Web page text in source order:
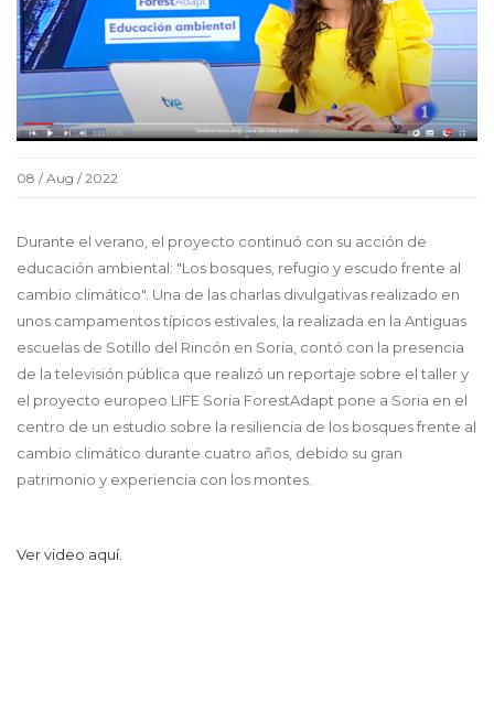
08 / Aug / 2022
Durante el verano, el proyecto continuó con su acción de
educación ambiental: "Los bosques, refugio y escudo frente al
cambio climático". Una de las charlas divulgativas realizado en
unos campamentos típicos estivales, la realizada en la Antiguas
escuelas de Sotillo del Rincón en Soria, contó con la presencia
de la televisión pública que realizó un reportaje sobre el taller y
el proyecto europeo LIFE Soria ForestAdapt pone a Soria en el
centro de un estudio sobre la resiliencia de los bosques frente al
cambio climático durante cuatro años, debido su gran
patrimonio y experiencia con los montes.
Ver video aquí.